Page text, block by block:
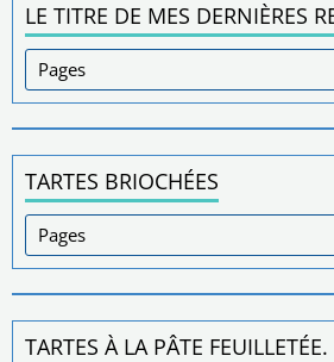
LE TITRE DE MES DERNIÈRES
TARTES BRIOCHÉES
TARTES À LA PÂTE FEUILLETÉE.